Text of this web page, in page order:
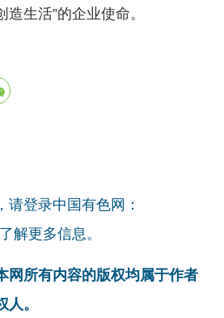
生活”的企业使命。
请登录中国有色网：
了解更多信息。
网所有内容的版权均属于作者
。